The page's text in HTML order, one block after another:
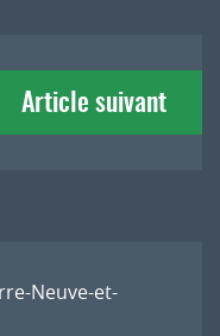
Article suivant
Neuve-et-